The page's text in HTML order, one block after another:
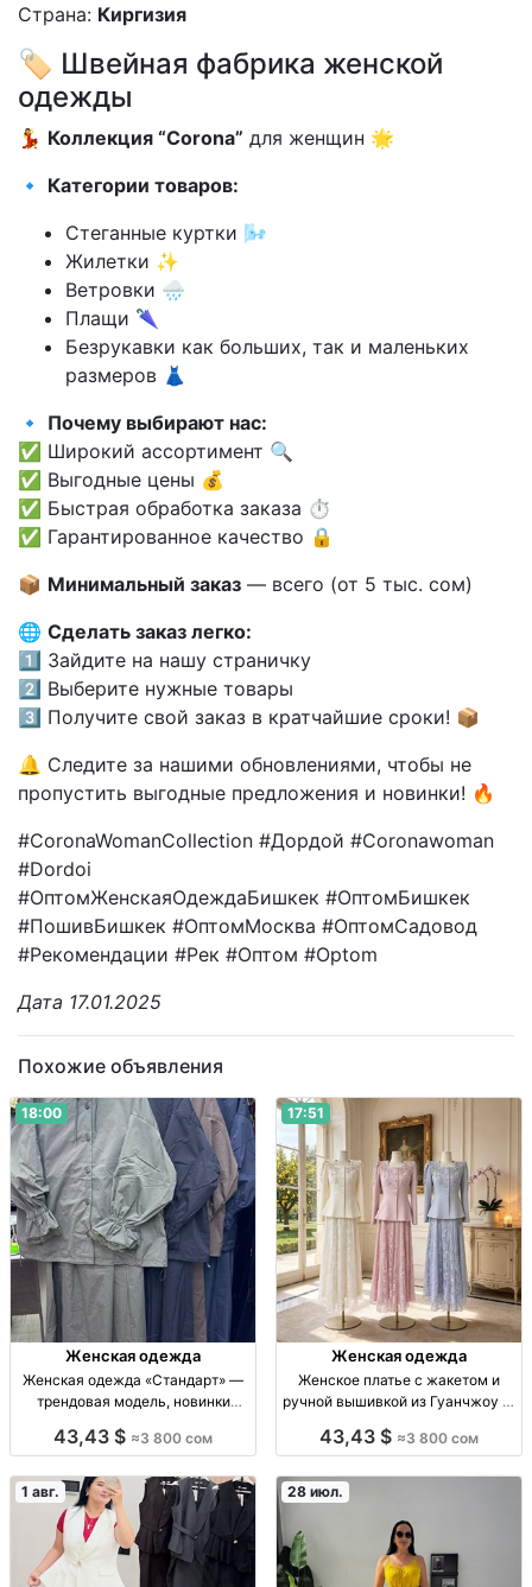
Страна: Киргизия
🏷️ Швейная фабрика женской
одежды
💃 Коллекция “Corona” для женщин 🌟
🔹 Категории товаров:
Стеганные куртки 🌬️
Жилетки ✨
Ветровки 🌧️
Плащи 🌂
Безрукавки как больших, так и маленьких
размеров 👗
🔹 Почему выбирают нас:
✅ Широкий ассортимент 🔍
✅ Выгодные цены 💰
✅ Быстрая обработка заказа ⏱️
✅ Гарантированное качество 🔒
📦 Минимальный заказ — всего (от 5 тыс. сом)
🌐 Сделать заказ легко:
1️⃣ Зайдите на нашу страничку
2️⃣ Выберите нужные товары
3️⃣ Получите свой заказ в кратчайшие сроки! 📦
🔔 Следите за нашими обновлениями, чтобы не
пропустить выгодные предложения и новинки! 🔥
#CoronaWomanCollection #Дордой #Coronawoman
#Dordoi
#ОптомЖенскаяОдеждаБишкек #ОптомБишкек
#ПошивБишкек #ОптомМосква #ОптомСадовод
#Рекомендации #Рек #Оптом #Optom
Дата 17.01.2025
Похожие объявления
18:00
Женская одежда
Женская одежда «Стандарт» —
трендовая модель, новинки
«Стандарт», тренд. модель,
Дордой
43,43 $ ≈3 800 сом
17:51
Женская одежда
Женское платье с жакетом и
ручной вышивкой из Гуанчжоу —
платье + жакет с ручн.
43,43 $ ≈3 800 сом
1 авг. 28 июл.